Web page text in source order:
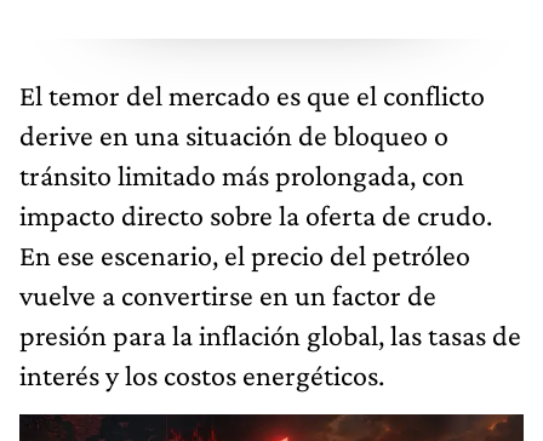
El temor del mercado es que el conflicto
derive en una situación de bloqueo o
tránsito limitado más prolongada, con
impacto directo sobre la oferta de crudo.
En ese escenario, el precio del petróleo
vuelve a convertirse en un factor de
presión para la inflación global, las tasas de
interés y los costos energéticos.